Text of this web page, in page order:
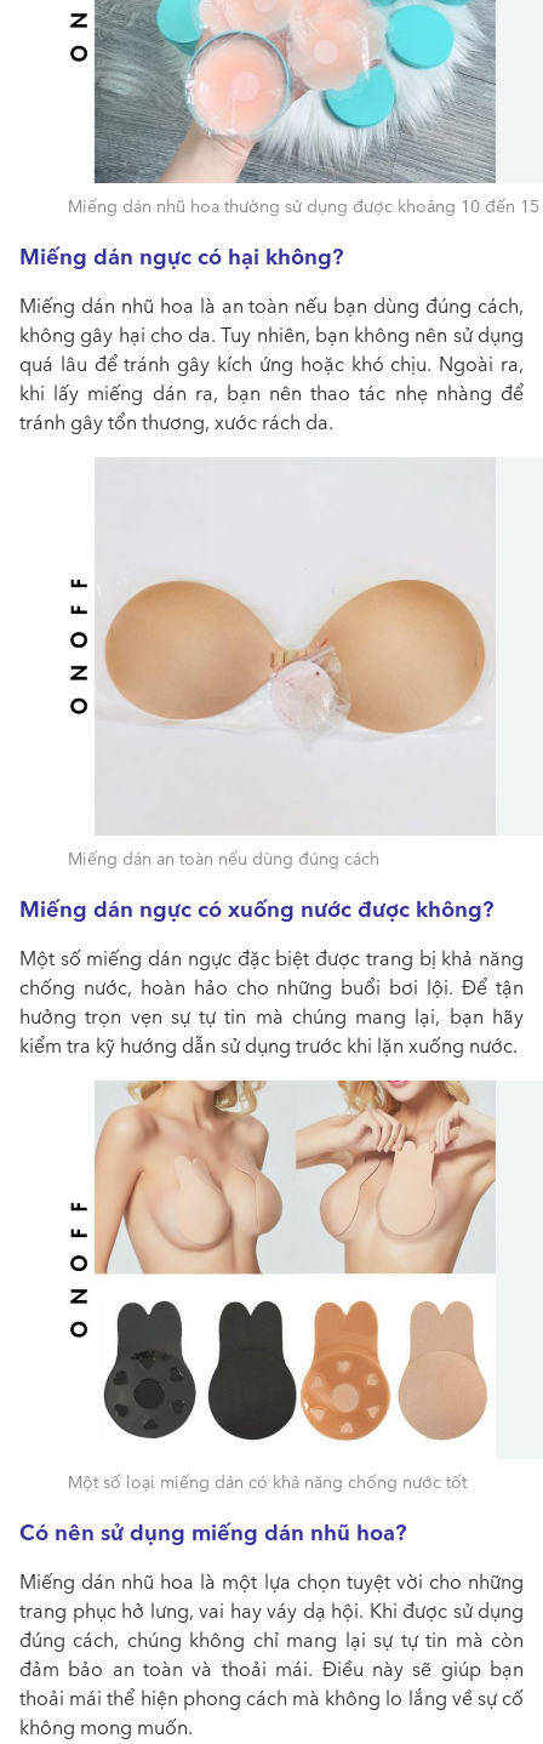
Miếng dán nhũ hoa thường sử dụng được khoảng 10 đến 15
Miếng dán ngực có hại không?
Miếng dán nhũ hoa là an toàn nếu bạn dùng đúng cách,
không gây hại cho da. Tuy nhiên, bạn không nên sử dụng
quá lâu để tránh gây kích ứng hoặc khó chịu. Ngoài ra,
khi lấy miếng dán ra, bạn nên thao tác nhẹ nhàng để
tránh gây tổn thương, xước rách da.
Miếng dán an toàn nếu dùng đúng cách
Miếng dán ngực có xuống nước được không?
Một số miếng dán ngực đặc biệt được trang bị khả năng
chống nước, hoàn hảo cho những buổi bơi lội. Để tận
hưởng trọn vẹn sự tự tin mà chúng mang lại, bạn hãy
kiểm tra kỹ hướng dẫn sử dụng trước khi lặn xuống nước.
Một số loại miếng dán có khả năng chống nước tốt
Có nên sử dụng miếng dán nhũ hoa?
Miếng dán nhũ hoa là một lựa chọn tuyệt vời cho những
trang phục hở lưng, vai hay váy dạ hội. Khi được sử dụng
đúng cách, chúng không chỉ mang lại sự tự tin mà còn
đảm bảo an toàn và thoải mái. Điều này sẽ giúp bạn
thoải mái thể hiện phong cách mà không lo lắng về sự cố
không mong muốn.